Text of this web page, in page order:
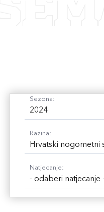
Sezona:
2024
Razina:
Hrvatski nogometni
Natjecanje:
- odaberi natjecanje